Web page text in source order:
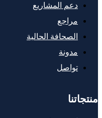
دعم المشاريع
مراجع
الصحافة الحالية
مدونة
تواصل
منتجاتنا